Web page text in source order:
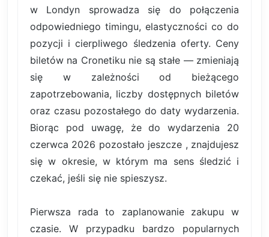
w Londyn sprowadza się do połączenia
odpowiedniego timingu, elastyczności co do
pozycji i cierpliwego śledzenia oferty. Ceny
biletów na Cronetiku nie są stałe — zmieniają
się w zależności od bieżącego
zapotrzebowania, liczby dostępnych biletów
oraz czasu pozostałego do daty wydarzenia.
Biorąc pod uwagę, że do wydarzenia 20
czerwca 2026 pozostało jeszcze , znajdujesz
się w okresie, w którym ma sens śledzić i
czekać, jeśli się nie spieszysz.
Pierwsza rada to zaplanowanie zakupu w
czasie. W przypadku bardzo popularnych